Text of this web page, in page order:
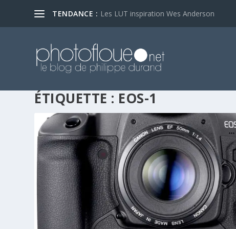
TENDANCE : Les LUT inspiration Wes Anderson
ÉTIQUETTE : EOS-1